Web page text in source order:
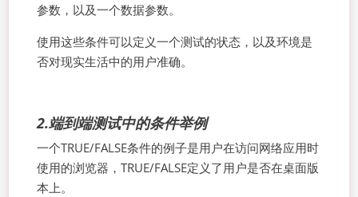
参数，以及一个数据参数。
使用这些条件可以定义一个测试的状态，以及环境是
否对现实生活中的用户准确。
2.端到端测试中的条件举例
一个TRUE/FALSE条件的例子是用户在访问网络应用时
使用的浏览器，TRUE/FALSE定义了用户是否在桌面版
本上。